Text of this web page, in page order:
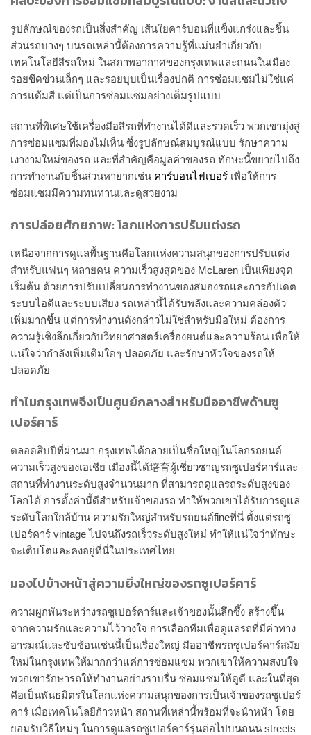
รูปลักษณ์ของรถเป็นสิ่งสำคัญ เส้นใยคาร์บอนที่แข็งแกร่งและชิ้น
ส่วนรถบางๆ บนรถเหล่านี้ต้องการความรู้ที่แม่นยำเกี่ยวกับ
เทคโนโลยีสีรถใหม่ ในสภาพอากาศของกรุงเทพและถนนในเมือง
รอยขีดข่วนเล็กๆ และรอยบุบเป็นเรื่องปกติ การซ่อมแซมไม่ใช่แค่
การแต้มสี แต่เป็นการซ่อมแซมอย่างเต็มรูปแบบ
สถานที่พิเศษใช้เครื่องมือสีรถที่ทำงานได้ดีและรวดเร็ว พวกเขามุ่งสู่
การซ่อมแซมที่มองไม่เห็น ซึ่งรูปลักษณ์สมบูรณ์แบบ รักษาความ
เงางามใหม่ของรถ และที่สำคัญคือมูลค่าของรถ ทักษะนี้ขยายไปถึง
การทำงานกับชิ้นส่วนหายากเช่น คาร์บอนไฟเบอร์ เพื่อให้การ
ซ่อมแซมมีความทนทานและดูสวยงาม
การปล่อยศักยภาพ: โลกแห่งการปรับแต่งรถ
เหนือจากการดูแลพื้นฐานคือโลกแห่งความสนุกของการปรับแต่ง
สำหรับแฟนๆ หลายคน ความเร็วสูงสุดของ McLaren เป็นเพียงจุด
เริ่มต้น ด้วยการปรับเปลี่ยนการทำงานของสมองรถและการอัปเดต
ระบบไอดีและระบบเสียง รถเหล่านี้ได้รับพลังและความคล่องตัว
เพิ่มมากขึ้น แต่การทำงานดังกล่าวไม่ใช่สำหรับมือใหม่ ต้องการ
ความรู้เชิงลึกเกี่ยวกับวิทยาศาสตร์เครื่องยนต์และความร้อน เพื่อให้
แน่ใจว่ากำลังเพิ่มเติมใดๆ ปลอดภัย และรักษาหัวใจของรถให้
ปลอดภัย
ทำไมกรุงเทพจึงเป็นศูนย์กลางสำหรับมืออาชีพด้านซู
เปอร์คาร์
ตลอดสิบปีที่ผ่านมา กรุงเทพได้กลายเป็นชื่อใหญ่ในโลกรถยนต์
ความเร็วสูงของเอเชีย เมืองนี้ได้培育ผู้เชี่ยวชาญรถซูเปอร์คาร์และ
สถานที่ทำงานระดับสูงจำนวนมาก ที่สามารถดูแลรถระดับสูงของ
โลกได้ การตั้งค่านี้ดีสำหรับเจ้าของรถ ทำให้พวกเขาได้รับการดูแล
ระดับโลกใกล้บ้าน ความรักใหญ่สำหรับรถยนต์fineที่นี่ ตั้งแต่รถซู
เปอร์คาร์ vintage ไปจนถึงรถเร็วระดับสูงใหม่ ทำให้แน่ใจว่าทักษะ
จะเติบโตและคงอยู่ที่นี่ในประเทศไทย
มองไปข้างหน้าสู่ความยิ่งใหญ่ของรถซูเปอร์คาร์
ความผูกพันระหว่างรถซูเปอร์คาร์และเจ้าของนั้นลึกซึ้ง สร้างขึ้น
จากความรักและความไว้วางใจ การเลือกทีมเพื่อดูแลรถที่มีค่าทาง
อารมณ์และซับซ้อนเช่นนี้เป็นเรื่องใหญ่ มืออาชีพรถซูเปอร์คาร์สมัย
ใหม่ในกรุงเทพให้มากกว่าแค่การซ่อมแซม พวกเขาให้ความสงบใจ
พวกเขารักษารถให้ทำงานอย่างราบรื่น ซ่อมแซมให้ดูดี และในที่สุด
คือเป็นพันธมิตรในโลกแห่งความสนุกของการเป็นเจ้าของรถซูเปอร์
คาร์ เมื่อเทคโนโลยีก้าวหน้า สถานที่เหล่านี้พร้อมที่จะนำหน้า โดย
ยอมรับวิธีใหม่ๆ ในการดูแลรถซูเปอร์คาร์รุ่นต่อไปบนถนน streets